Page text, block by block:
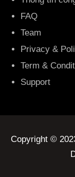
FAQ
Team
Privacy &
Term &
Support
Copyright ©